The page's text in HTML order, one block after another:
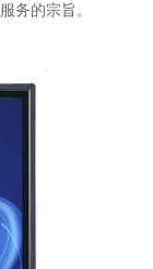
务的宗旨。